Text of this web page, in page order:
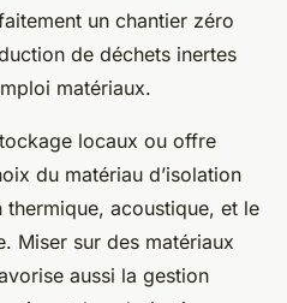
un chantier zéro
de déchets inertes
matériaux.
locaux ou offre
du matériau d’isolation
acoustique, et le
Miser sur des matériaux
aussi la gestion